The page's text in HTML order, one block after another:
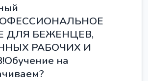
ДЛЯ БЕЖЕНЦЕВ,
РАБОЧИХ И
на